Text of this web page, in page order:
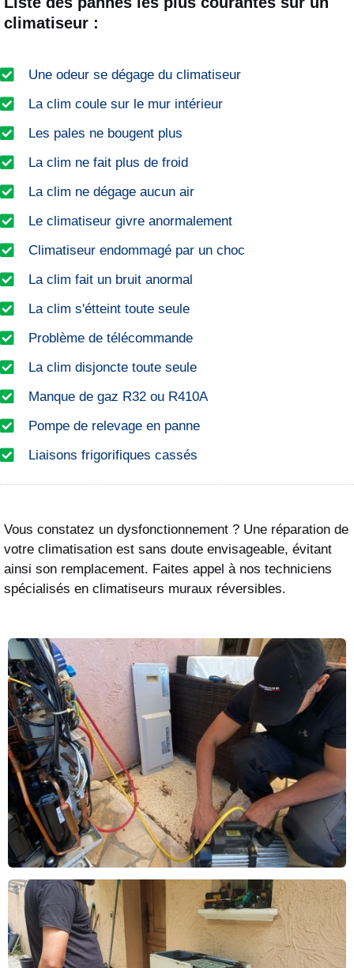
climatiseur :
Une odeur se dégage du climatiseur
La clim coule sur le mur intérieur
Les pales ne bougent plus
La clim ne fait plus de froid
La clim ne dégage aucun air
Le climatiseur givre anormalement
Climatiseur endommagé par un choc
La clim fait un bruit anormal
La clim s'étteint toute seule
Problème de télécommande
La clim disjoncte toute seule
Manque de gaz R32 ou R410A
Pompe de relevage en panne
Liaisons frigorifiques cassés
Vous constatez un dysfonctionnement ? Une réparation de
votre climatisation est sans doute envisageable, évitant
ainsi son remplacement. Faites appel à nos techniciens
spécialisés en climatiseurs muraux réversibles.